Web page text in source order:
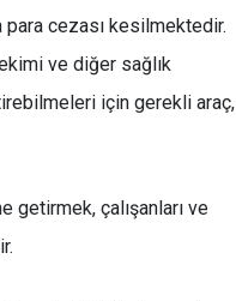
cezası kesilmektedir.
ve diğer sağlık
için gerekli araç,
getirmek, çalışanları ve